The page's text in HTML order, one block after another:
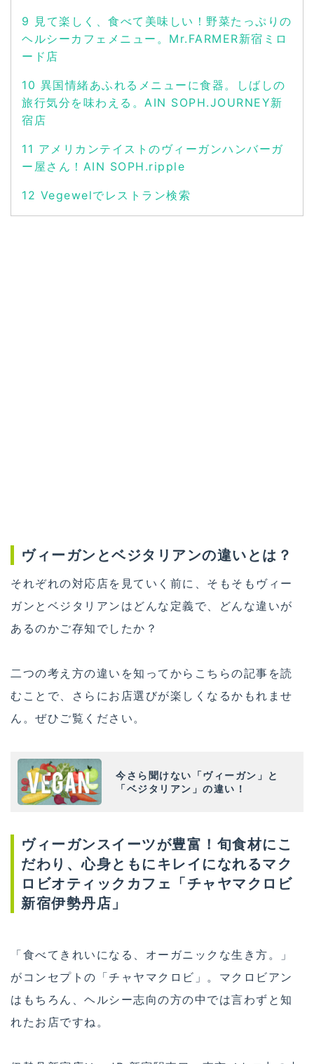
9 見て楽しく、食べて美味しい！野菜たっぷりの
ヘルシーカフェメニュー。Mr.FARMER新宿ミロ
ード店
10 異国情緒あふれるメニューに食器。しばしの
旅行気分を味わえる。AIN SOPH.JOURNEY新
宿店
11 アメリカンテイストのヴィーガンハンバーガ
ー屋さん！AIN SOPH.ripple
12 Vegewelでレストラン検索
ヴィーガンとベジタリアンの違いとは？
それぞれの対応店を見ていく前に、そもそもヴィー
ガンとベジタリアンはどんな定義で、どんな違いが
あるのかご存知でしたか？
二つの考え方の違いを知ってからこちらの記事を読
むことで、さらにお店選びが楽しくなるかもれませ
ん。ぜひご覧ください。
今さら聞けない「ヴィーガン」と
「ベジタリアン」の違い！
ヴィーガンスイーツが豊富！旬食材にこ
だわり、心身ともにキレイになれるマク
ロビオティックカフェ「チャヤマクロビ
新宿伊勢丹店」
「食べてきれいになる、オーガニックな生き方。」
がコンセプトの「チャヤマクロビ」。マクロビアン
はもちろん、ヘルシー志向の方の中では言わずと知
れたお店ですね。